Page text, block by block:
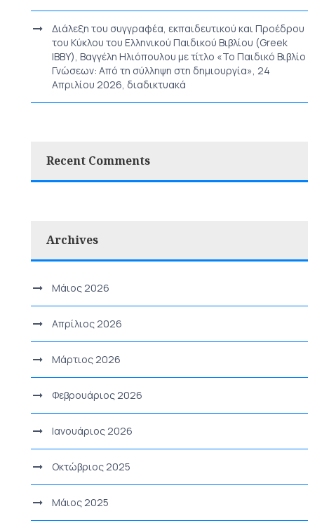
Διάλεξη του συγγραφέα, εκπαιδευτικού και Προέδρου
του Κύκλου του Ελληνικού Παιδικού Βιβλίου (Greek
IBBY), Βαγγέλη Ηλιόπουλου με τίτλο «Το Παιδικό Βιβλίο
Γνώσεων: Από τη σύλληψη στη δημιουργία», 24
Απριλίου 2026, διαδικτυακά
Recent Comments
Archives
Μάιος 2026
Απρίλιος 2026
Μάρτιος 2026
Φεβρουάριος 2026
Ιανουάριος 2026
Οκτώβριος 2025
Μάιος 2025